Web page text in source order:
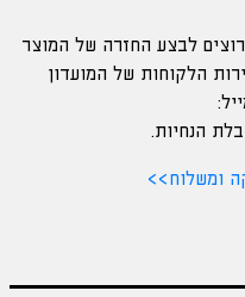
רוצים לבצע החזרה של המוצר
הלקוחות של המועדון
הנחיות.
ומשלוח>>